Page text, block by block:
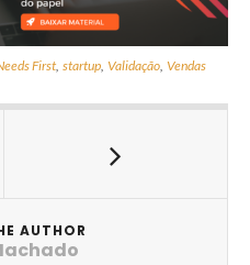
First,startup,Validação, Vendas
AUTHOR